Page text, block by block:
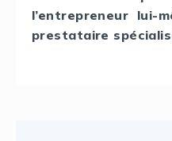
l’entrepreneur lui-
prestataire